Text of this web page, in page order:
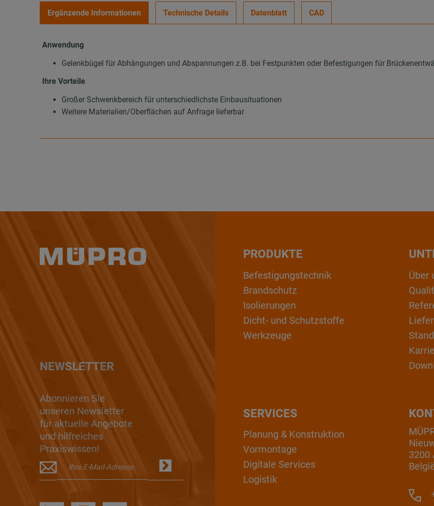
Ergänzende Informationen Technische Details Datenblatt CAD
Anwendung
Gelenkbügel für Abhängungen und Abspannungen z.B. bei Festpunkten oder Befestigungen für
Ihre Vorteile
Großer Schwenkbereich für unterschiedlichste Einbausituationen
Weitere Materialien/Oberflächen auf Anfrage lieferbar
NEWSLETTER
Abonnieren Sie
unseren Newsletter
für aktuelle Angebote
und hilfreiches
Praxiswissen!
PRODUKTE
Befestigungstechnik
Brandschutz
Isolierungen
Dicht- und Schutzstoffe
Werkzeuge
Über
3200
SERVICES
Planung & Konstruktion
Vormontage
Digitale Services
Logistik